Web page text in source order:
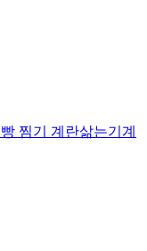
찜기 계란삶는기계